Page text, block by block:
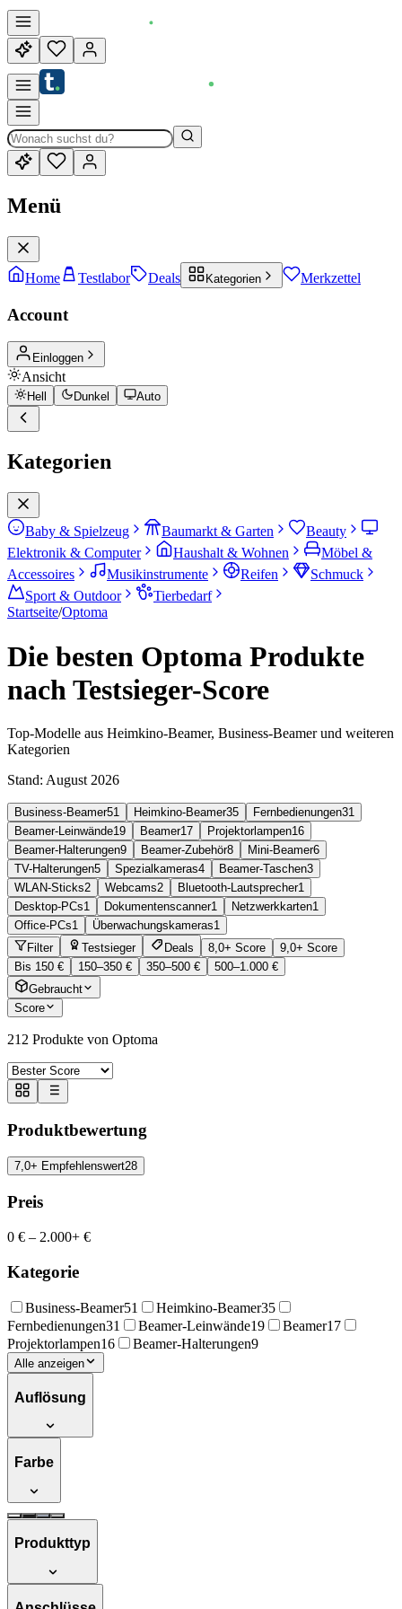
Menü
Home Testlabor Deals Kategorien Merkzettel
Account
Einloggen
Ansicht
Hell Dunkel Auto
Kategorien
Baby & Spielzeug Baumarkt & Garten
Beauty
Elektronik & Computer
Haushalt & Wohnen
Möbel &
Accessoires
Musikinstrumente Reifen
Schmuck
Sport & Outdoor
Tierbedarf
Startseite/Optoma
Die besten Optoma Produkte
nach Testsieger-Score
Top-Modelle aus Heimkino-Beamer, Business-Beamer und weiteren
Kategorien
Stand: August 2026
Business-Beamer51 Heimkino-Beamer35 Fernbedienungen31
Beamer-Leinwände19 Beamer17 Projektorlampen16
Beamer-Halterungen9 Beamer-Zubehör8 Mini-Beamer6
TV-Halterungen5 Spezialkameras4 Beamer-Taschen3
WLAN-Sticks2 Webcams2 Bluetooth-Lautsprecher1
Desktop-PCs1 Dokumentenscanner1 Netzwerkkarten1
Office-PCs1 Überwachungskameras1
Filter
Testsieger Deals 8,0+ Score
9,0+ Score
Bis 150 €
150–350 € 350–500 €
500–1.000 €
Gebraucht
Score
212 Produkte von Optoma
Produktbewertung
7,0+ Empfehlenswert28
Preis
0 € – 2.000+ €
Kategorie
Business-Beamer51 Heimkino-Beamer35
Fernbedienungen31 Beamer-Leinwände19 Beamer17
Projektorlampen16 Beamer-Halterungen9
Alle anzeigen
Auflösung
Farbe
Produkttyp